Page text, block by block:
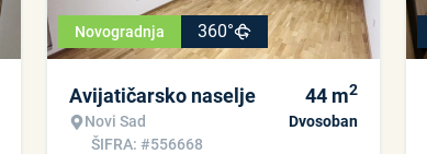
Novogradnja 360°
Avijatičarsko naselje
Novi Sad
ŠIFRA: #556668
44 m2
Dvosoban